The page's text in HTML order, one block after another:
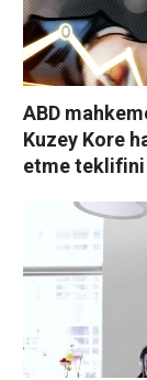
ABD
Kuzey Kore
etme